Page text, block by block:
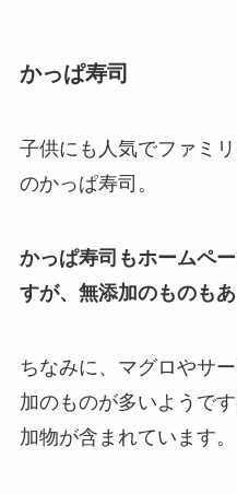
かっぱ寿司
子供にも人気でファミ
のかっぱ寿司。
かっぱ寿司もホームペ
すが、無添加のものもあ
ちなみに、マグロやサ
加のものが多いようで
加物が含まれています。